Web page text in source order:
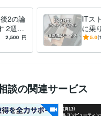
情報処理試験の合格
Web
ベル
2の論
2週間
しま
2,500 円
ITス
に乗
や悩
5.0
談の関連サービス